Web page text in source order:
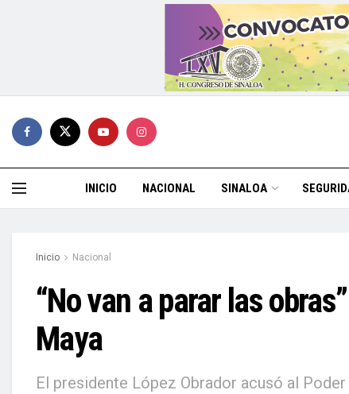
INICIO NACIONAL SINALOA
Inicio Nacional
“No van a parar las
Maya
El presidente López Obrador acusó al